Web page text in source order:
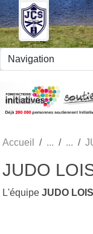
Accueil
JUDO
L'équipe JUDO
Panneau de gestion